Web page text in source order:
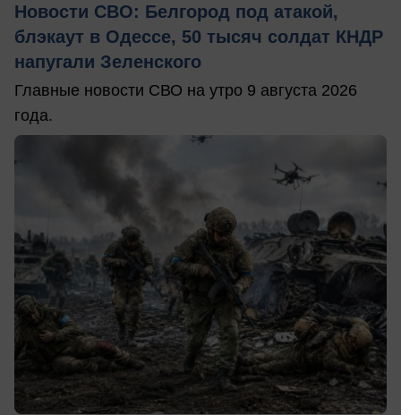
Новости СВО: Белгород под атакой,
блэкаут в Одессе, 50 тысяч солдат КНДР
напугали Зеленского
Главные новости СВО на утро 9 августа 2026
года.